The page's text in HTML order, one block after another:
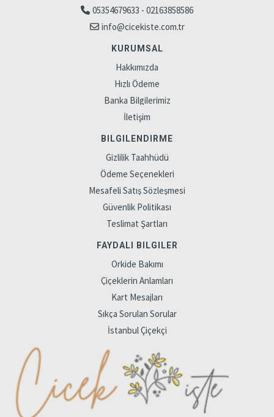
05354679633 - 02163858586
info@cicekiste.com.tr
KURUMSAL
Hakkımızda
Hızlı Ödeme
Banka Bilgilerimiz
İletişim
BILGILENDIRME
Gizlilik Taahhüdü
Ödeme Seçenekleri
Mesafeli Satış Sözleşmesi
Güvenlik Politikası
Teslimat Şartları
FAYDALI BILGILER
Orkide Bakımı
Çiçeklerin Anlamları
Kart Mesajları
Sıkça Sorulan Sorular
İstanbul Çiçekçi